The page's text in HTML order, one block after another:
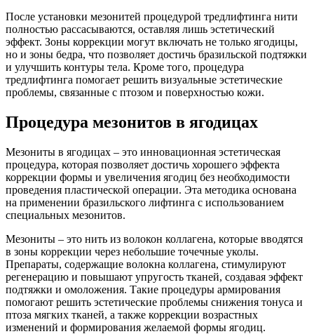
После установки мезонитей процедурой тредлифтинга нити
полностью рассасываются, оставляя лишь эстетический
эффект. Зоны коррекции могут включать не только ягодицы,
но и зоны бедра, что позволяет достичь бразильской подтяжки
и улучшить контуры тела. Кроме того, процедура
тредлифтинга помогает решить визуальные эстетические
проблемы, связанные с птозом и поверхностью кожи.
Процедура мезонитов в ягодицах
Мезониты в ягодицах – это инновационная эстетическая
процедура, которая позволяет достичь хорошего эффекта
коррекции формы и увеличения ягодиц без необходимости
проведения пластической операции. Эта методика основана
на применении бразильского лифтинга с использованием
специальных мезонитов.
Мезониты – это нить из волокон коллагена, которые вводятся
в зоны коррекции через небольшие точечные уколы.
Препараты, содержащие волокна коллагена, стимулируют
регенерацию и повышают упругость тканей, создавая эффект
подтяжки и омоложения. Такие процедуры армирования
помогают решить эстетические проблемы снижения тонуса и
птоза мягких тканей, а также коррекции возрастных
изменений и формирования желаемой формы ягодиц.